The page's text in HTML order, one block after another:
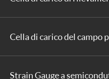
Cella di carico del campo
Strain Gauge a